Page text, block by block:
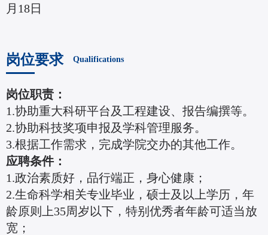
月18日
岗位要求 Qualifications
岗位职责：
1.协助重大科研平台及工程建设、报告编撰等。
2.协助科技奖项申报及学科管理服务。
3.根据工作需求，完成学院交办的其他工作。
应聘条件：
1.政治素质好，品行端正，身心健康；
2.生命科学相关专业毕业，硕士及以上学历，年
龄原则上35周岁以下，特别优秀者年龄可适当放
宽；